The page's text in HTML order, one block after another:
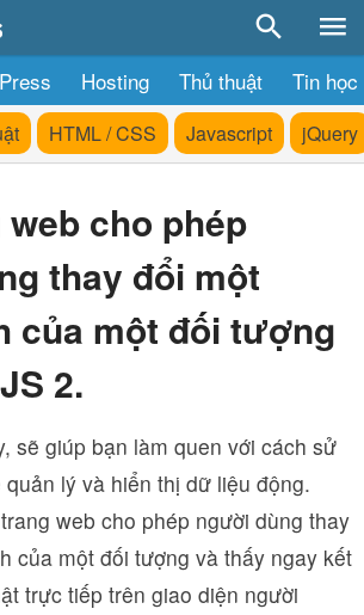
Hosting Thủ thuật Tin học
HTML / CSS Javascript jQuery
cho phép
thay đổi một
của một đối tượng
2.
sẽ giúp bạn làm quen với cách sử
lý và hiển thị dữ liệu động.
web cho phép người dùng thay
của một đối tượng và thấy ngay kết
trực tiếp trên giao diện người